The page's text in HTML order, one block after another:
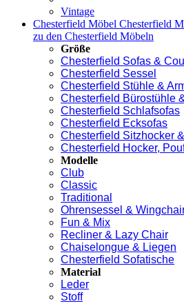
Vintage
Chesterfield Möbel Chesterfield
zu den Chesterfield Möbeln
Größe
Chesterfield Sofas &
Chesterfield Sessel
Chesterfield Stühle &
Chesterfield Bürostühle
Chesterfield Schlafsofas
Chesterfield Ecksofas
Chesterfield Sitzhocker
Chesterfield Hocker,
Modelle
Club
Classic
Traditional
Ohrensessel &
Fun & Mix
Recliner & Lazy Chair
Chaiselongue & Liegen
Chesterfield Sofatische
Material
Leder
Stoff